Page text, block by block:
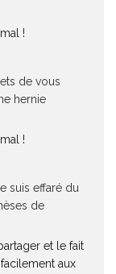
!
de vous
hernie
!
suis effaré du
de
et le fait
aux